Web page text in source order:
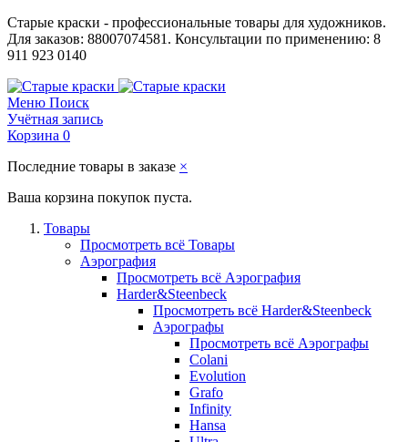
Старые краски - профессиональные товары для художников.
Для заказов: 88007074581. Консультации по применению: 8
911 923 0140
Меню Поиск
Учётная запись
Корзина 0
Последние товары в заказе ×
Ваша корзина покупок пуста.
Товары
Просмотреть всё Товары
Аэрография
Просмотреть всё Аэрография
Harder&Steenbeck
Просмотреть всё Harder&Steenbeck
Аэрографы
Просмотреть всё Аэрографы
Colani
Evolution
Grafo
Infinity
Hansa